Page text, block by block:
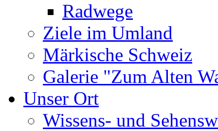
Radwege
Ziele im Umland
Märkische Schweiz
Galerie "Zum Alten
Unser Ort
Wissens- und